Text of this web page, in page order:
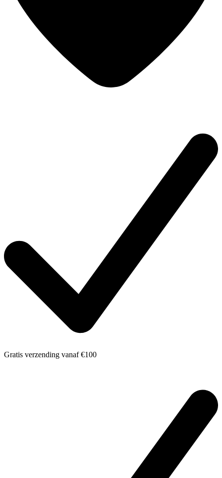
Gratis verzending vanaf €100